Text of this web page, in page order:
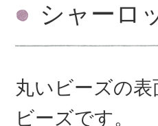
シャーロ
丸いビーズの
ビーズです。